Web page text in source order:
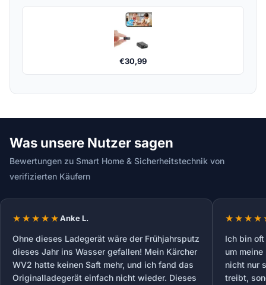
€30,99
Was unsere Nutzer sagen
Bewertungen zu Smart Home & Sicherheitstechnik von
verifizierten Käufern
Anke L.
Ohne dieses Ladegerät wäre der Frühjahrsputz
dieses Jahr ins Wasser gefallen! Mein Kärcher
WV2 hatte keinen Saft mehr, und ich fand das
Originalladegerät einfach nicht wieder. Dieses
Ich bin
um
nicht nur
treibt,